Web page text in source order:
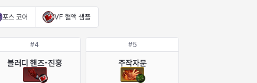
포스 코어 VF 혈액 샘플
#4
블러디 핸즈-진홍
#5
주작자문